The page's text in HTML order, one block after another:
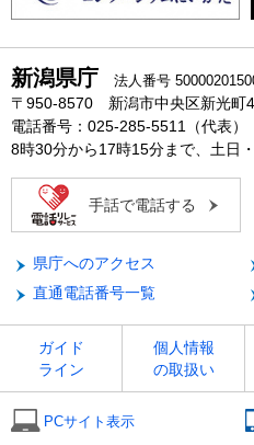
新潟県庁 法人番号
〒950-8570 新潟市中央区新光町
電話番号：025-285-5511（代表）
8時30分から17時15分まで、土日
手話で電話する
県庁へのアクセス
直通電話番号一覧
ガイド
ライン
個人情報
の取扱い
PCサイト表示